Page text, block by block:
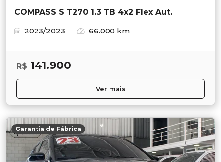
COMPASS S T270 1.3 TB 4x2 Flex Aut.
2023/2023
66.000 km
R$ 141.900
Ver mais
Garantia de Fábrica